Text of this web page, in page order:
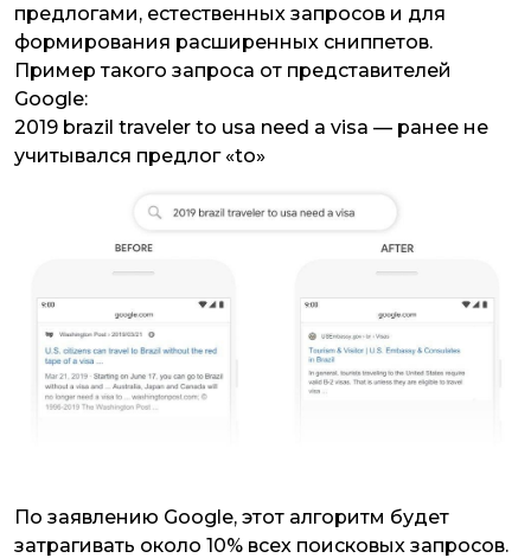
предлогами, естественных запросов и для
формирования расширенных сниппетов.
Пример такого запроса от представителей
Google:
2019 brazil traveler to usa need a visa — ранее не
учитывался предлог «to»
По заявлению Google, этот алгоритм будет
затрагивать около 10% всех поисковых запросов.